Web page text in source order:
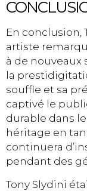
En conclusion,
artiste
à de nouveaux
la
souffle et sa
captivé le
durable dans
héritage en
continuera
pendant des
Tony Slydini